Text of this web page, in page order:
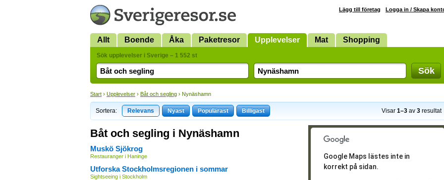
Lägg till företag Logga in / Skapa
Allt Boende Åka Paketresor Upplevelser Mat Shopping
Sök upplevelser i Sverige – 1 552 st
Sök
Start › Upplevelser › Båt och segling › Nynäshamn
Sortera: Relevans Nyast Populärast Billigast Visar 1–3 av 3 resultat
Båt och segling i Nynäshamn
Muskö Sjökrog
Restauranger i Haninge
Utforska Stockholmsregionen i sommar
Sightseeing i Stockholm
Google Maps lästes inte in
korrekt på sidan.